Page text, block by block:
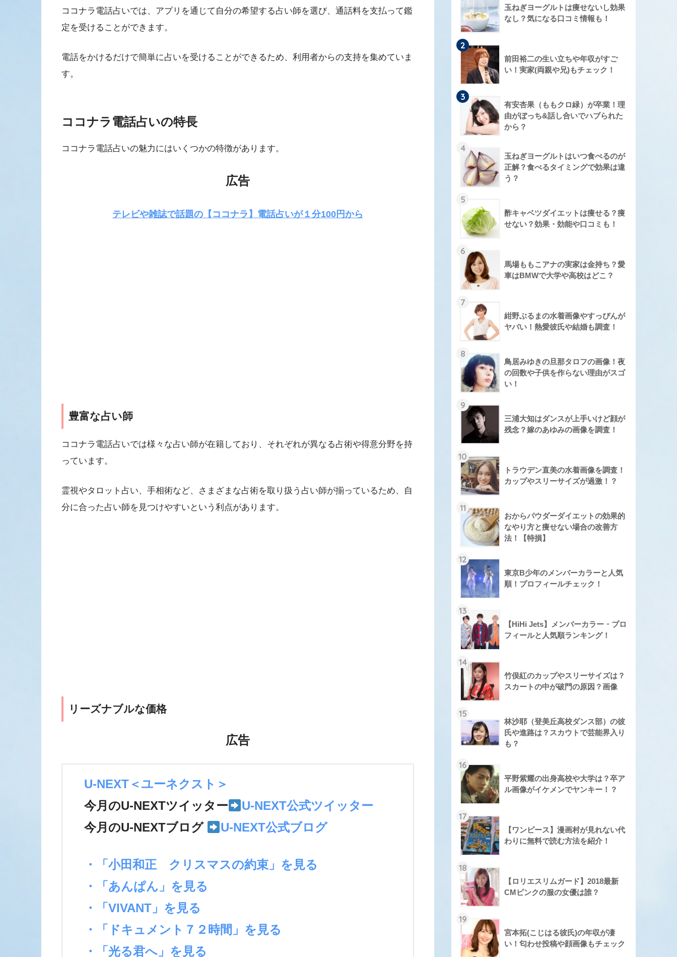
ココナラ電話占いでは、アプリを通じて自分の希望する占い師を選び、通話料を支払って鑑
定を受けることができます。
電話をかけるだけで簡単に占いを受けることができるため、利用者からの支持を集めていま
す。
ココナラ電話占いの特長
ココナラ電話占いの魅力にはいくつかの特徴があります。
広告
テレビや雑誌で話題の【ココナラ】電話占いが１分100円から
豊富な占い師
ココナラ電話占いでは様々な占い師が在籍しており、それぞれが異なる占術や得意分野を持
っています。
霊視やタロット占い、手相術など、さまざまな占術を取り扱う占い師が揃っているため、自
分に合った占い師を見つけやすいという利点があります。
リーズナブルな価格
広告
U-NEXT＜ユーネクスト＞
今月のU-NEXTツイッター
U-NEXT公式ツイッター
今月のU-NEXTブログ
U-NEXT公式ブログ
・「小田和正 クリスマスの約束」を見る
・「あんぱん」を見る
・「VIVANT」を見る
・「ドキュメント７２時間」を見る
・「光る君へ」を見る
玉ねぎヨーグルトは痩せないし効果
なし？気になる口コミ情報も！
2
前田裕二の生い立ちや年収がすご
い！実家(両親や兄)もチェック！
3
有安杏果（ももクロ緑）が卒業！理
由がぼっち&話し合いでハブられた
から？
4
玉ねぎヨーグルトはいつ食べるのが
正解？食べるタイミングで効果は違
う？
5
酢キャベツダイエットは痩せる？痩
せない？効果・効能や口コミも！
6
馬場ももこアナの実家は金持ち？愛
車はBMWで大学や高校はどこ？
7
紺野ぶるまの水着画像やすっぴんが
ヤバい！熱愛彼氏や結婚も調査！
8
鳥居みゆきの旦那タロフの画像！夜
の回数や子供を作らない理由がスゴ
い！
9
三浦大知はダンスが上手いけど顔が
残念？嫁のあゆみの画像を調査！
10
トラウデン直美の水着画像を調査！
カップやスリーサイズが過激！？
11
おからパウダーダイエットの効果的
なやり方と痩せない場合の改善方
法！【特損】
12
東京B少年のメンバーカラーと人気
順！プロフィールチェック！
13
【HiHi Jets】メンバーカラー・プロ
フィールと人気順ランキング！
14
竹俣紅のカップやスリーサイズは？
スカートの中が破門の原因？画像
15
林沙耶（登美丘高校ダンス部）の彼
氏や進路は？スカウトで芸能界入り
も？
16
平野紫耀の出身高校や大学は？卒ア
ル画像がイケメンでヤンキー！？
17
【ワンピース】漫画村が見れない代
わりに無料で読む方法を紹介！
18
【ロリエスリムガード】2018最新
CMピンクの服の女優は誰？
19
宮本拓(こじはる彼氏)の年収が凄
い！匂わせ投稿や顔画像もチェック